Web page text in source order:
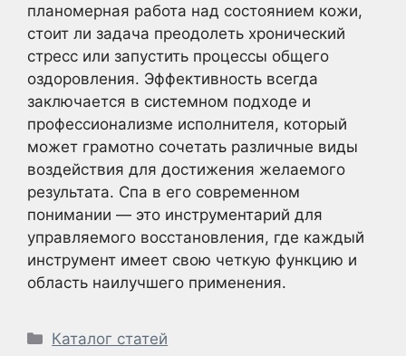
планомерная работа над состоянием кожи,
стоит ли задача преодолеть хронический
стресс или запустить процессы общего
оздоровления. Эффективность всегда
заключается в системном подходе и
профессионализме исполнителя, который
может грамотно сочетать различные виды
воздействия для достижения желаемого
результата. Спа в его современном
понимании — это инструментарий для
управляемого восстановления, где каждый
инструмент имеет свою четкую функцию и
область наилучшего применения.
Рубрики
Каталог статей